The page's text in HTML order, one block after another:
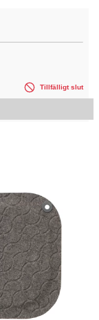
Tillfälligt slut